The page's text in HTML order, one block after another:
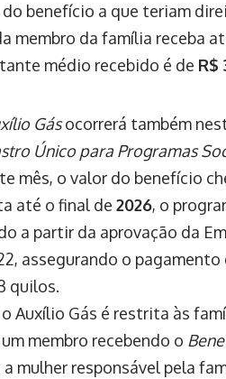
do benefício a que teriam
membro da família receba
médio recebido é de R$
Gásocorrerá também
Único para Programas
mês, o valor do benefício
até o final de 2026, o
a partir da aprovação da
assegurando o
quilos.
Auxílio Gás é restrita às
membro recebendo o
mulher responsável pela